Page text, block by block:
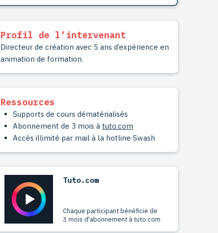
Profil de l’intervenant
Directeur de création avec 5 ans d’expérience en
animation de formation.
Ressources
Supports de cours dématérialisés
Abonnement de 3 mois à tuto.com
Accès illimité par mail à la hotline Swash
Tuto.com
Chaque participant bénéficie de
3 mois d'abonnement à tuto.com